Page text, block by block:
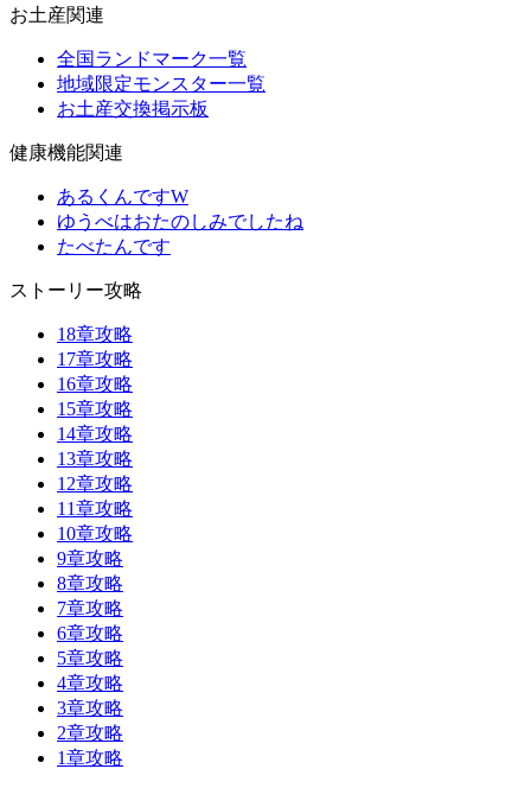
お土産関連
全国ランドマーク一覧
地域限定モンスター一覧
お土産交換掲示板
健康機能関連
あるくんですW
ゆうべはおたのしみでしたね
たべたんです
ストーリー攻略
18章攻略
17章攻略
16章攻略
15章攻略
14章攻略
13章攻略
12章攻略
11章攻略
10章攻略
9章攻略
8章攻略
7章攻略
6章攻略
5章攻略
4章攻略
3章攻略
2章攻略
1章攻略